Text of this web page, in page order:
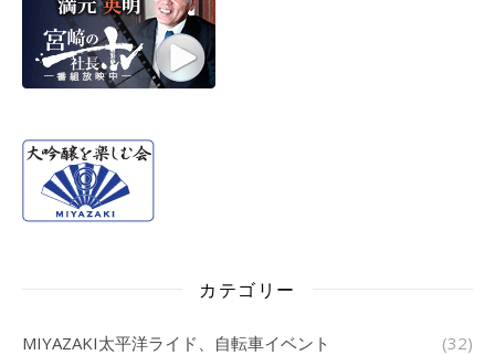
カテゴリー
MIYAZAKI太平洋ライド、自転車イベント (32)